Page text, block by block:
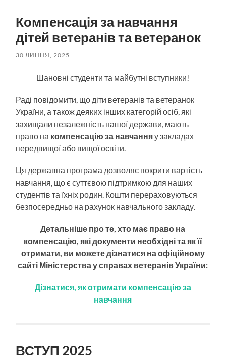
Компенсація за навчання
дітей ветеранів та ветеранок
30 ЛИПНЯ, 2025
Шановні студенти та майбутні вступники!
Раді повідомити, що діти ветеранів та ветеранок
України, а також деяких інших категорій осіб, які
захищали незалежність нашої держави, мають
право на компенсацію за навчанняу закладах
передвищої або вищої освіти.
Ця державна програма дозволяє покрити вартість
навчання, що є суттєвою підтримкою для наших
студентів та їхніх родин. Кошти перераховуються
безпосередньо на рахунок навчального закладу.
Детальніше про те, хто має право на
компенсацію, які документи необхідні та як її
отримати, ви можете дізнатися на офіційному
сайті Міністерства у справах ветеранів України:
Дізнатися, як отримати компенсацію за
навчання
ВСТУП 2025